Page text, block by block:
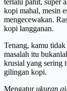
kopi mahal, mesin
mengecewakan.
kopi langganan.
Tenang, kamu
masalah itu
krusial yang sering
gilingan kopi.
Mengaturukuran